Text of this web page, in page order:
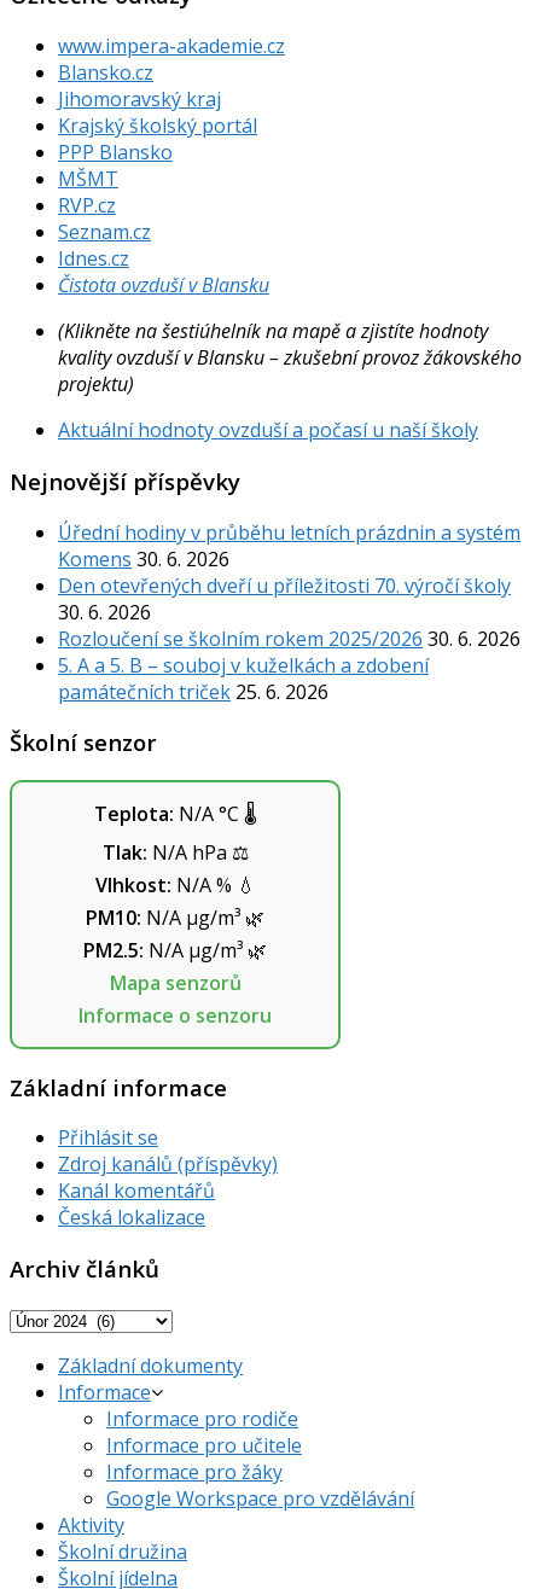
www.impera-akademie.cz
Blansko.cz
Jihomoravský kraj
Krajský školský portál
PPP Blansko
MŠMT
RVP.cz
Seznam.cz
Idnes.cz
Čistota ovzduší v Blansku
(Klikněte na šestiúhelník na mapě a zjistíte hodnoty
kvality ovzduší v Blansku – zkušební provoz žákovského
projektu)
Aktuální hodnoty ovzduší a počasí u naší školy
Nejnovější příspěvky
Úřední hodiny v průběhu letních prázdnin a systém
Komens 30. 6. 2026
Den otevřených dveří u příležitosti 70. výročí školy
30. 6. 2026
Rozloučení se školním rokem 2025/2026 30. 6. 2026
5. A a 5. B – souboj v kuželkách a zdobení
památečních triček 25. 6. 2026
Školní senzor
Teplota: N/A°C 🌡️
Tlak: N/AhPa ⚖️
Vlhkost: N/A% 💧
PM10: N/A µg/m³ 🌿
PM2.5: N/A µg/m³ 🌿
Mapa senzorů
Informace o senzoru
Základní informace
Přihlásit se
Zdroj kanálů (příspěvky)
Kanál komentářů
Česká lokalizace
Archiv článků
Archiv
Základní dokumenty
Informace
Informace pro rodiče
Informace pro učitele
Informace pro žáky
Google Workspace pro vzdělávání
Aktivity
Školní družina
Školní jídelna